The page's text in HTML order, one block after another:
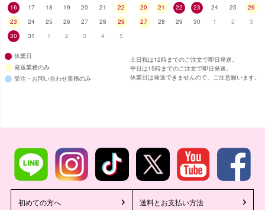
16
17 18 19 20 21
22
23
24 25 26 27 28
29
30
31 1 2 3 4 5
20
21 22 23 24 25
26
27
28 29 30 1 2 3
休業日
発送業務のみ
受注・お問い合わせ業務のみ
土日祝は12時までのご注文で即日発送。
平日は15時までのご注文で即日発送。
休業日は発送できませんので、ご注意願います。
初めての方へ 送料とお支払い方法